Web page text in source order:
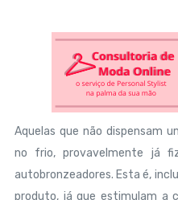
Aquelas que não dispensam
no frio, provavelmente já
autobronzeadores. Esta é,
produto, já que estimulam a